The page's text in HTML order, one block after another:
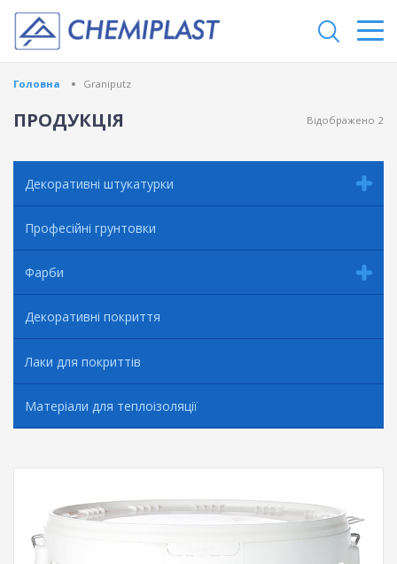
Головна Graniputz
ПРОДУКЦІЯ Відображено 2
Декоративні штукатурки
Професійні грунтовки
Фарби
Декоративні покриття
Лаки для покриттів
Матеріали для теплоізоляції